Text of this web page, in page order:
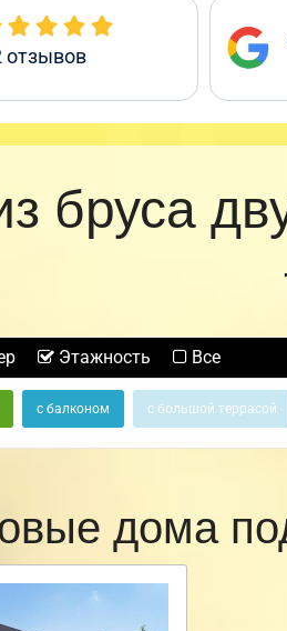
отзывов
бруса
Этажность Все
с балконом с большой террасой
дома